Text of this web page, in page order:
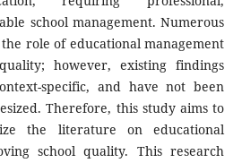
school management. Numerous
role of educational management
however, existing findings
specific, and have not been
Therefore, this study aims to
the literature on educational
school quality. This research